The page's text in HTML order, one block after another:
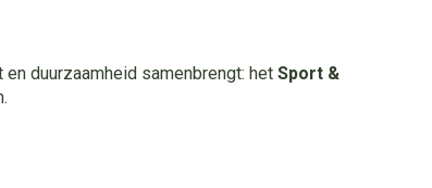
duurzaamheid samenbrengt: het Sport &